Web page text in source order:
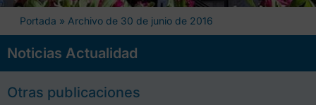
Portada » Archivo de 30 de junio de 2016
Noticias Actualidad
Otras publicaciones